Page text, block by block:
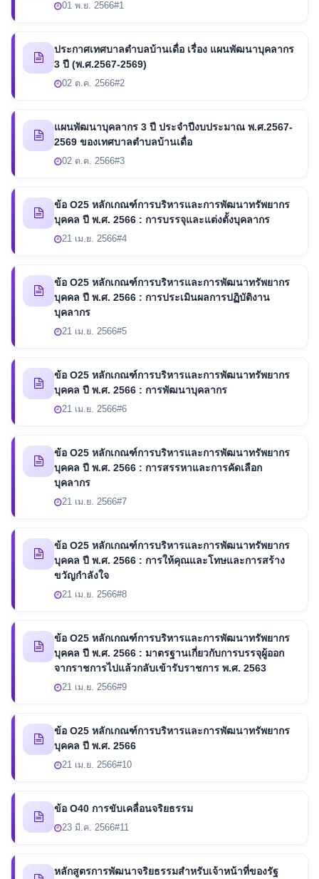
01 พ.ย. 2566#1
ประกาศเทศบาลตำบลบ้านเดื่อ เรื่อง แผนพัฒนาบุคลากร
3 ปี (พ.ศ.2567-2569)
02 ต.ค. 2566#2
แผนพัฒนาบุคลากร 3 ปี ประจำปีงบประมาณ พ.ศ.2567-
2569 ของเทศบาลตำบลบ้านเดื่อ
02 ต.ค. 2566#3
ข้อ O25 หลักเกณฑ์การบริหารและการพัฒนาทรัพยากร
บุคคล ปี พ.ศ. 2566 : การบรรจุและแต่งตั้งบุคลากร
21 เม.ย. 2566#4
ข้อ O25 หลักเกณฑ์การบริหารและการพัฒนาทรัพยากร
บุคคล ปี พ.ศ. 2566 : การประเมินผลการปฏิบัติงาน
บุคลากร
21 เม.ย. 2566#5
ข้อ O25 หลักเกณฑ์การบริหารและการพัฒนาทรัพยากร
บุคคล ปี พ.ศ. 2566 : การพัฒนาบุคลากร
21 เม.ย. 2566#6
ข้อ O25 หลักเกณฑ์การบริหารและการพัฒนาทรัพยากร
บุคคล ปี พ.ศ. 2566 : การสรรหาและการคัดเลือก
บุคลากร
21 เม.ย. 2566#7
ข้อ O25 หลักเกณฑ์การบริหารและการพัฒนาทรัพยากร
บุคคล ปี พ.ศ. 2566 : การให้คุณและโทษและการสร้าง
ขวัญกำลังใจ
21 เม.ย. 2566#8
ข้อ O25 หลักเกณฑ์การบริหารและการพัฒนาทรัพยากร
บุคคล ปี พ.ศ. 2566 : มาตรฐานเกี่ยวกับการบรรจุผู้ออก
จากราชการไปแล้วกลับเข้ารับราชการ พ.ศ. 2563
21 เม.ย. 2566#9
ข้อ O25 หลักเกณฑ์การบริหารและการพัฒนาทรัพยากร
บุคคล ปี พ.ศ. 2566
21 เม.ย. 2566#10
ข้อ O40 การขับเคลื่อนจริยธรรม
23 มี.ค. 2566#11
หลักสูตรการพัฒนาจริยธรรมสำหรับเจ้าหน้าที่ของรัฐ